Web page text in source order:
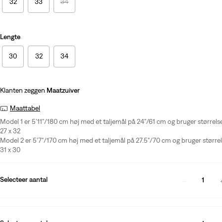
Lengte
30 32 34
Klanten zeggen Maatzuiver
Maattabel
Model 1 er 5'11"/180 cm høj med et taljemål på 24"/61 cm og bruger
27 x 32
Model 2 er 5'7"/170 cm høj med et taljemål på 27.5"/70 cm og bruger
31 x 30
Selecteer aantal 1